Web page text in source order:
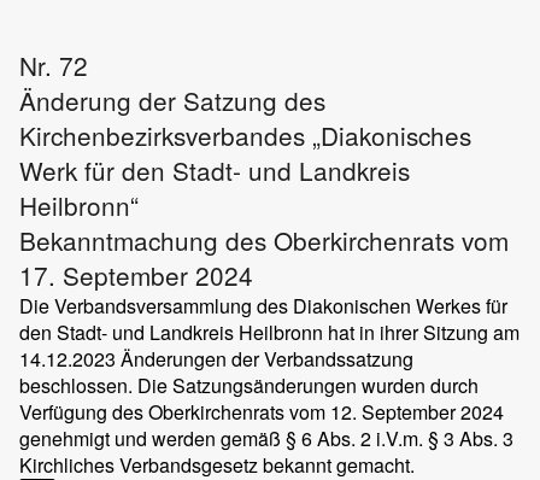
Nr. 72
Änderung der Satzung des
Kirchenbezirksverbandes „Diakonisches
Werk für den Stadt- und Landkreis
Heilbronn“
Bekanntmachung des Oberkirchenrats vom
17. September 2024
Die Verbandsversammlung des Diakonischen Werkes für
den Stadt- und Landkreis Heilbronn hat in ihrer Sitzung am
14.12.2023 Änderungen der Verbandssatzung
beschlossen. Die Satzungsänderungen wurden durch
Verfügung des Oberkirchenrats vom 12. September 2024
genehmigt und werden gemäß § 6 Abs. 2 i.V.m. § 3 Abs. 3
Kirchliches Verbandsgesetz bekannt gemacht.